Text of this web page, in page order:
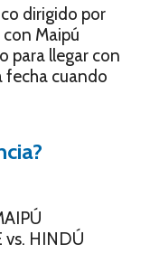
dirigido por
con Maipú
para llegar con
fecha cuando
vs. HINDÚ